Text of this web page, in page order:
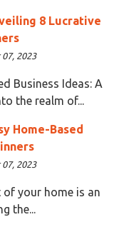
8 Lucrative
2023
Business Ideas: A
the realm of...
Home-Based
2023
your home is an
the...